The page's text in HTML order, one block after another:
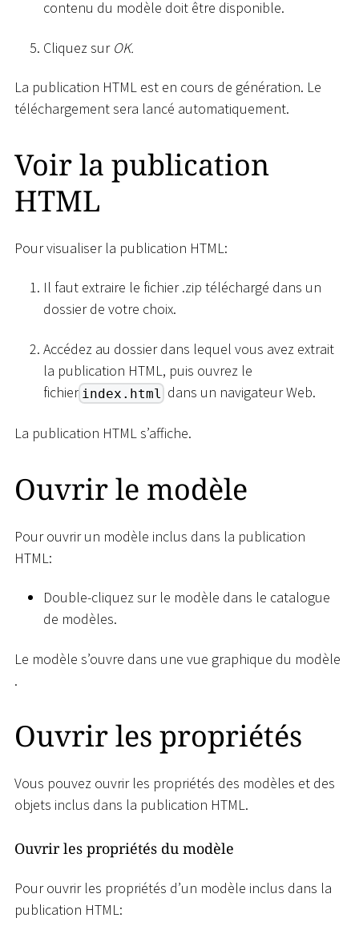
contenu du modèle doit être disponible.
Cliquez sur OK.
La publication HTML est en cours de génération. Le
téléchargement sera lancé automatiquement.
Voir la publication
HTML
Pour visualiser la publication HTML:
Il faut extraire le fichier .zip téléchargé dans un
dossier de votre choix.
Accédez au dossier dans lequel vous avez extrait
la publication HTML, puis ouvrez le
fichier index.html dans un navigateur Web.
La publication HTML s’affiche.
Ouvrir le modèle
Pour ouvrir un modèle inclus dans la publication
HTML:
Double-cliquez sur le modèle dans le catalogue
de modèles.
Le modèle s’ouvre dans une vue graphique du modèle
.
Ouvrir les propriétés
Vous pouvez ouvrir les propriétés des modèles et des
objets inclus dans la publication HTML.
Ouvrir les propriétés du modèle
Pour ouvrir les propriétés d’un modèle inclus dans la
publication HTML: